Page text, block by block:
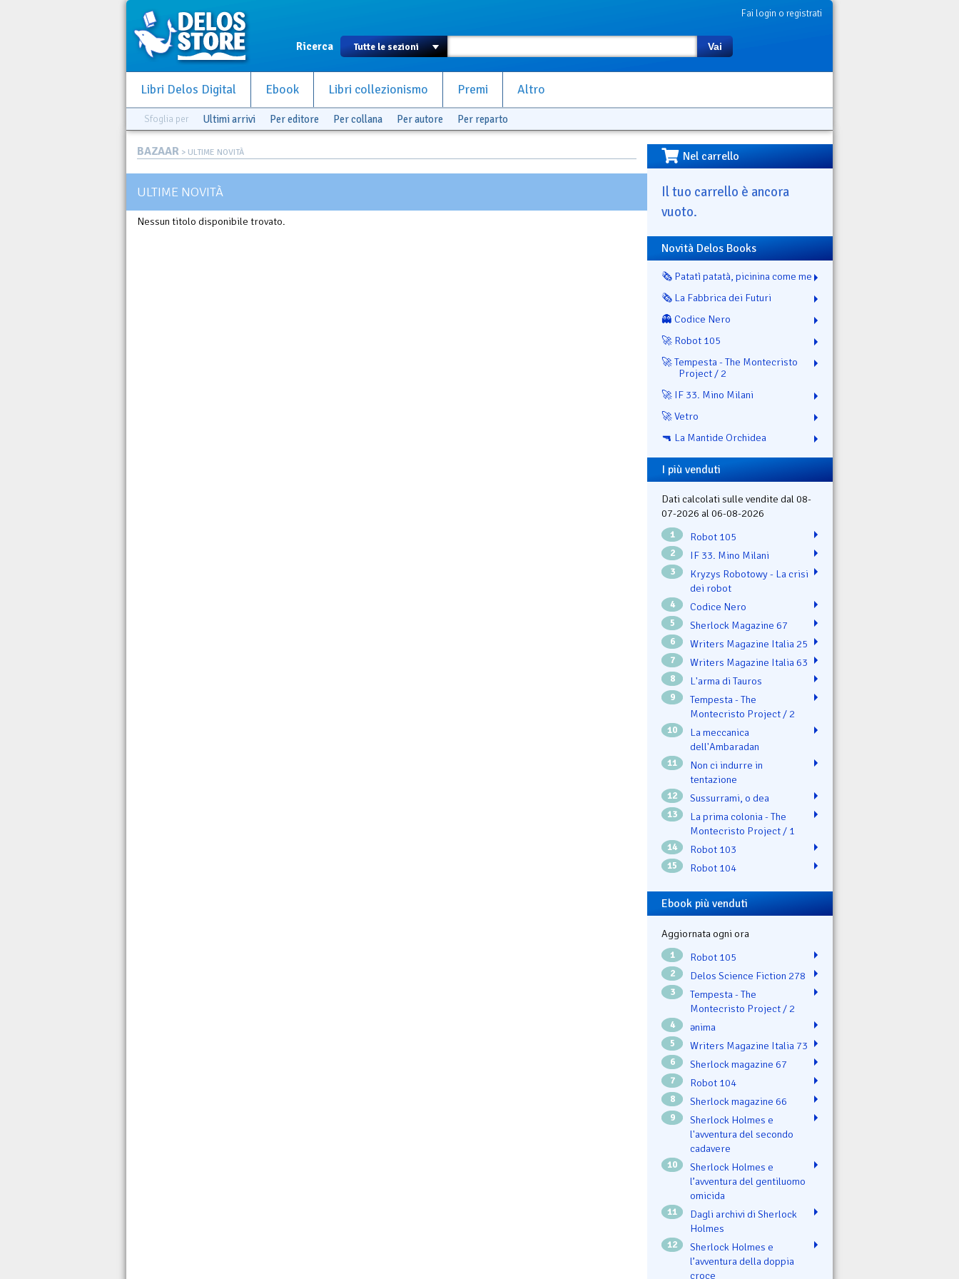
Fai login o registrati
Ricerca Vai
Libri Delos Digital Ebook Libri collezionismo Premi Altro
Sfoglia per Ultimi arrivi Per editore Per collana Per autore Per reparto
BAZAAR > ULTIME NOVITÀ
ULTIME NOVITÀ
Nessun titolo disponibile trovato.
Nel carrello
Il tuo carrello è ancora
vuoto.
Novità Delos Books
🗞️ Patatì patatà, picinina come me
🗞️ La Fabbrica dei Futuri
👻 Codice Nero
🚀 Robot 105
🚀 Tempesta - The Montecristo
Project / 2
🚀 IF 33. Mino Milani
🚀 Vetro
🔫 La Mantide Orchidea
I più venduti
Dati calcolati sulle vendite dal 08-
07-2026 al 06-08-2026
1 Robot 105
2 IF 33. Mino Milani
3
Kryzys Robotowy - La crisi
dei robot
4 Codice Nero
5 Sherlock Magazine 67
6 Writers Magazine Italia 25
7 Writers Magazine Italia 63
8 L'arma di Tauros
9
Tempesta - The
Montecristo Project / 2
10
La meccanica
dell'Ambaradan
11
Non ci indurre in
tentazione
12 Sussurrami, o dea
13
La prima colonia - The
Montecristo Project / 1
14 Robot 103
15 Robot 104
Ebook più venduti
Aggiornata ogni ora
1 Robot 105
2 Delos Science Fiction 278
3
Tempesta - The
Montecristo Project / 2
4 ənima
5 Writers Magazine Italia 73
6 Sherlock magazine 67
7 Robot 104
8 Sherlock magazine 66
9
Sherlock Holmes e
l'avventura del secondo
cadavere
10
Sherlock Holmes e
l’avventura del gentiluomo
omicida
11
Dagli archivi di Sherlock
Holmes
12
Sherlock Holmes e
l’avventura della doppia
croce